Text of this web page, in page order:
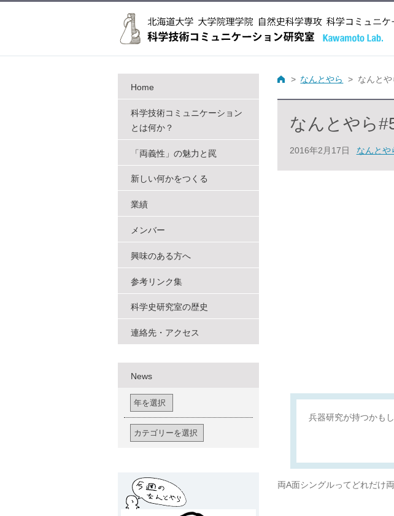
なんとやら なんと
なんとやら
2016年2月17日 なんとや
兵器研究が持つかも
両A面シングルってどれだけ
Home
科学技術コミュニケーション
とは何か？
「両義性」の魅力と罠
新しい何かをつくる
業績
メンバー
興味のある方へ
参考リンク集
科学史研究室の歴史
連絡先・アクセス
News